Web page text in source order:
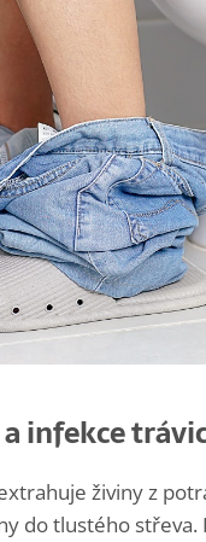
infekce
živiny z
do tlustého